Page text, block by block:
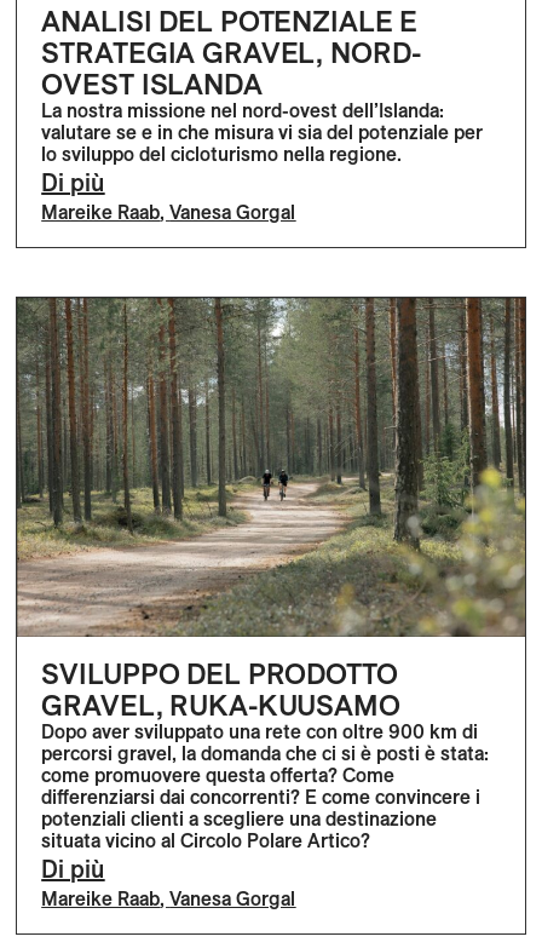
ANALISI DEL POTENZIALE E
STRATEGIA GRAVEL, NORD-
OVEST ISLANDA
La nostra missione nel nord-ovest dell’Islanda:
valutare se e in che misura vi sia del potenziale per
lo sviluppo del cicloturismo nella regione.
Di più
Mareike Raab,Vanesa Gorgal
SVILUPPO DEL PRODOTTO
GRAVEL, RUKA-KUUSAMO
Dopo aver sviluppato una rete con oltre 900 km di
percorsi gravel, la domanda che ci si è posti è stata:
come promuovere questa offerta? Come
differenziarsi dai concorrenti? E come convincere i
potenziali clienti a scegliere una destinazione
situata vicino al Circolo Polare Artico?
Di più
Mareike Raab,Vanesa Gorgal